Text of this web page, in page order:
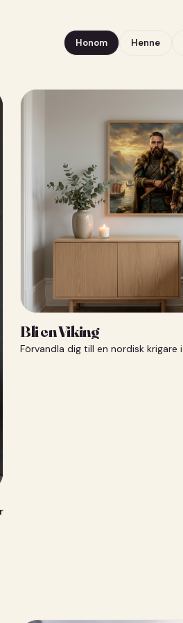
Honom Henne
Bli en Viking